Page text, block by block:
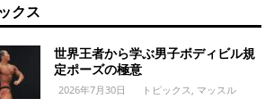
クス
世界王者から学ぶ男子ボディビル規
定ポーズの極意
2026年7月30日 トピックス マッスル